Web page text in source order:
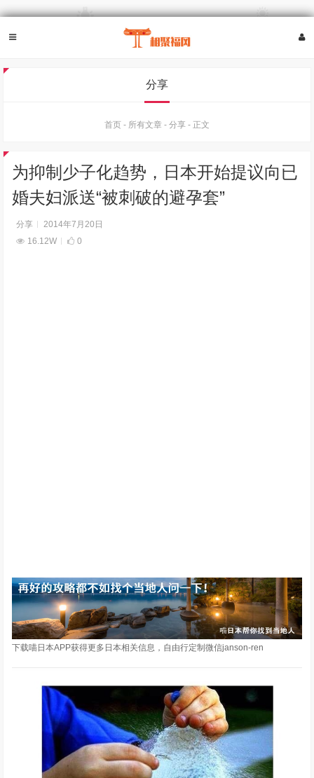
分享
首页 - 所有文章 - 分享 - 正文
为抑制少子化趋势，日本开始提议向已
婚夫妇派送“被刺破的避孕套”
分享
2014年7月20日
16.12W
0
下载喵日本APP获得更多日本相关信息，自由行定制微信janson-ren